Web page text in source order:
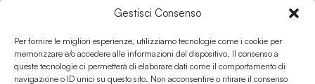
Gestisci Consenso
Per fornire le migliori esperienze, utilizziamo tecnologie come i cookie per
memorizzare e/o accedere alle informazioni del dispositivo. Il consenso a
queste tecnologie ci permetterà di elaborare dati come il comportamento di
navigazione o ID unici su questo sito. Non acconsentire o ritirare il consenso
PRIVACY POLICY
COOKIE POLICY